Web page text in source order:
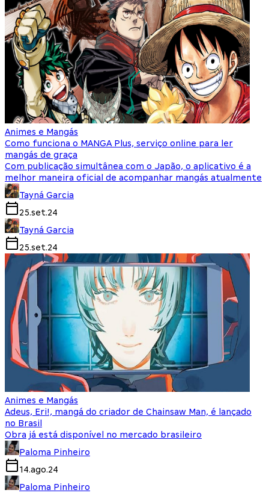
Animes e Mangás
Como funciona o MANGA Plus, serviço online para ler
mangás de graça
Com publicação simultânea com o Japão, o aplicativo é a
melhor maneira oficial de acompanhar mangás atualmente
Tayná Garcia
25.set.24
Tayná Garcia
25.set.24
Animes e Mangás
Adeus, Eri!, mangá do criador de Chainsaw Man, é lançado
no Brasil
Obra já está disponível no mercado brasileiro
Paloma Pinheiro
14.ago.24
Paloma Pinheiro